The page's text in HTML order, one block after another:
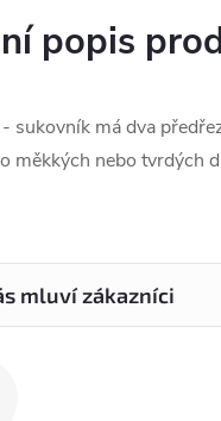
popis
sukovník má dva
měkkých nebo tvrdých